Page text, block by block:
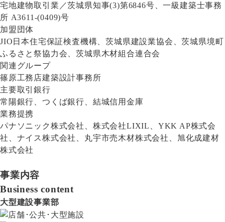
宅地建物取引業／茨城県知事(3)第6846号、一級建築士事務
所 A3611-(0409)号
加盟団体
JIO日本住宅保証検査機構、茨城県建設業協会、茨城県境町
ふるさと祭協力会、茨城県木材組合連合会
関連グループ
篠原工務店建築設計事務所
主要取引銀行
常陽銀行、つくば銀行、結城信用金庫
業務提携
パナソニック株式会社、株式会社LIXIL、YKK AP株式会
社、ナイス株式会社、丸宇市売木材株式会社、旭化成建材
株式会社
事業内容
Business content
大型建設事業部